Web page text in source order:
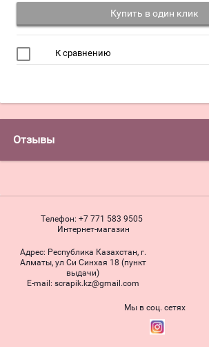
Купить в один клик
К сравнению
Отзывы
Телефон: +7 771 583 9505
Интернет-магазин
Адрес: Республика Казахстан, г.
Алматы, ул Си Синхая 18 (пункт
выдачи)
Е-mail: scrapik.kz@gmail.com
Мы в соц. сетях